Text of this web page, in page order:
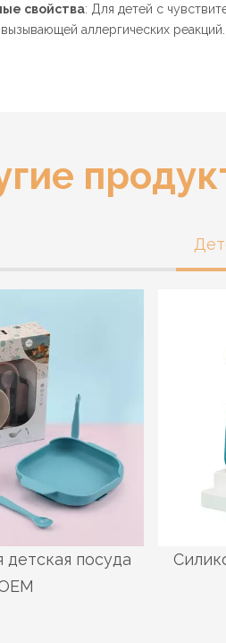
свойства: Для детей с
аллергических реакций.
детская посуда